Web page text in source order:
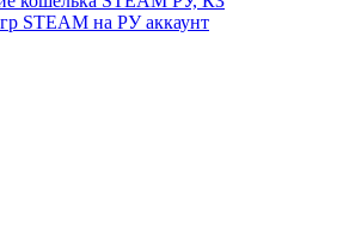
STEAM на РУ аккаунт